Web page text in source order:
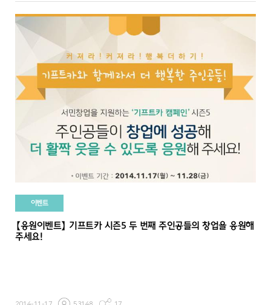
이벤트
【응원이벤트】 기프트카 시즌5 두 번째 주인공들의 창업을 응원해
주세요!